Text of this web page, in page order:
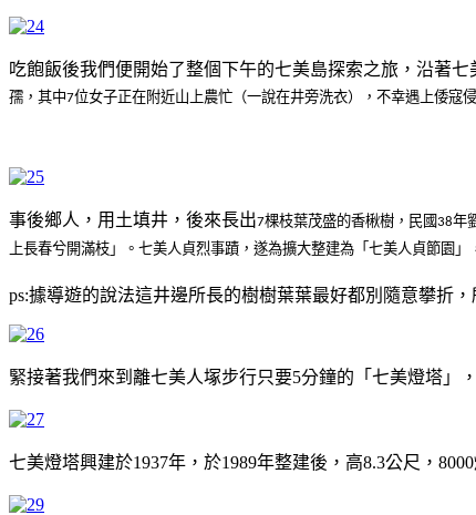
吃飽飯後我們便開始了整個下午的七美島探索之旅，沿著
孺，其中7位女子正在附近山上農忙（一說在井旁洗衣），不幸遇上倭寇
事後鄉人，用土填井，後來長出7棵枝葉茂盛的香楸樹，民國38年
上長春兮開滿枝」。七美人貞烈事蹟，遂為擴大整建為「七美人貞節園
ps:據導遊的說法這井邊所長的樹樹葉葉最好都別隨意攀折
緊接著我們來到離七美人塚步行只要5分鐘的「七美燈塔」
七美燈塔興建於1937年，於1989年整建後，高8.3公尺，